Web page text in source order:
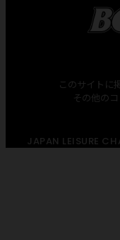
このサイトに
その他の
JAPAN LEISURE